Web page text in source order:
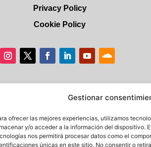
Gestionar
ofrecer las mejores experiencias, utilizamos
y/o acceder a la información del dispositivo.
nos permitirá procesar datos como el
únicas en este sitio. No consentir o
Privacy Policy
Cookie Policy